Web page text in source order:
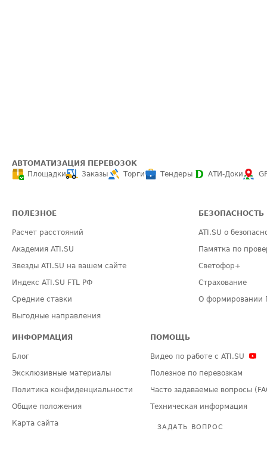
АВТОМАТИЗАЦИЯ ПЕРЕВОЗОК
Площадки
Заказы Торги Тендеры АТИ-Доки
ПОЛЕЗНОЕ
Расчет расстояний
Академия ATI.SU
Звезды ATI.SU на вашем сайте
Индекс ATI.SU FTL РФ
Средние ставки
Выгодные направления
БЕЗОПАСНОСТЬ
ATI.SU о
Памятка по
Светофор+
Страхование
О формировании
ИНФОРМАЦИЯ
Блог
Эксклюзивные материалы
Политика конфиденциальности
Общие положения
Карта сайта
ПОМОЩЬ
Видео по работе с ATI.SU
Полезное по перевозкам
Часто задаваемые вопросы
Техническая информация
ЗАДАТЬ ВОПРОС